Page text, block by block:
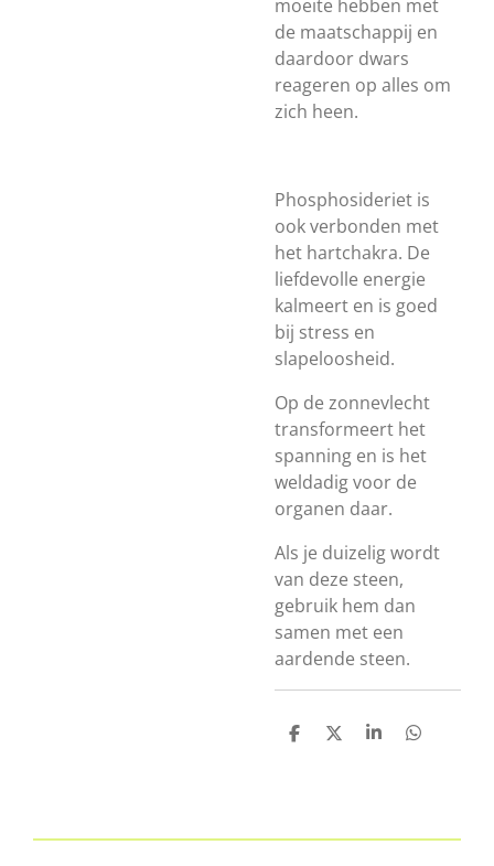
moeite hebben met
de maatschappij en
daardoor dwars
reageren op alles om
zich heen.
Phosphosideriet is
ook verbonden met
het hartchakra. De
liefdevolle energie
kalmeert en is goed
bij stress en
slapeloosheid.
Op de zonnevlecht
transformeert het
spanning en is het
weldadig voor de
organen daar.
Als je duizelig wordt
van deze steen,
gebruik hem dan
samen met een
aardende steen.
D
D
S
D